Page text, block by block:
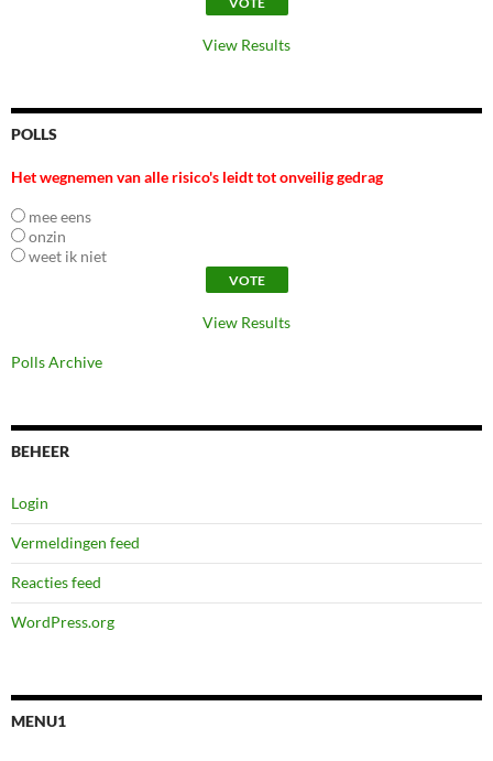
View Results
POLLS
Het wegnemen van alle risico's leidt tot onveilig gedrag
mee eens
onzin
weet ik niet
View Results
Polls Archive
BEHEER
Login
Vermeldingen feed
Reacties feed
WordPress.org
MENU1